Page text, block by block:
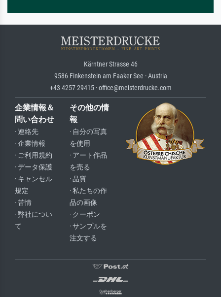
Kärntner Strasse 46
9586 Finkenstein am Faaker See · Austria
+43 4257 29415 · office@meisterdrucke.com
企業情報＆
問い合わせ
· 連絡先
· 企業情報
· ご利用規約
· データ保護
· キャンセル
規定
· 苦情
· 弊社につい
て
その他の情
報
· 自分の写真
を使用
· アート作品
を売る
· 品質
· 私たちの作
品の画像
· クーポン
· サンプルを
注文する